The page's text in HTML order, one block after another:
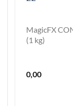
MagicFX
(1 kg)
0,00